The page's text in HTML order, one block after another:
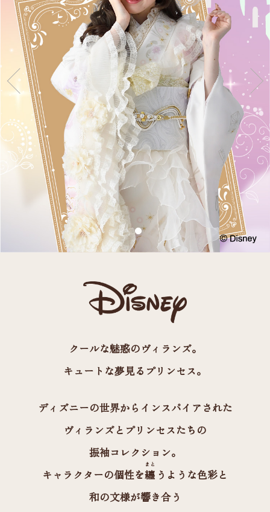
クールな魅惑のヴィランズ。
キュートな夢見るプリンセス。
ディズニーの世界からインスパイアされた
ヴィランズとプリンセスたちの
振袖コレクション。
キャラクターの個性を纏
まと
うような色彩と
和の文様が響き合う